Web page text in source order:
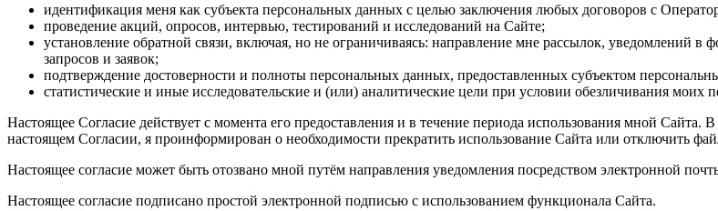
идентификация меня как субъекта персональных данных с целью заключения любых договоров с
проведение акций, опросов, интервью, тестирований и исследований на Сайте;
установление обратной связи, включая, но не ограничиваясь: направление мне рассылок, уведомлений
запросов и заявок;
подтверждение достоверности и полноты персональных данных, предоставленных субъектом
статистические и иные исследовательские и (или) аналитические цели при условии обезличивания моих
Настоящее Согласие действует с момента его предоставления и в течение периода использования мной
настоящем Согласии, я проинформирован о необходимости прекратить использование Сайта или отключить
Настоящее согласие может быть отозвано мной путём направления уведомления посредством электронной
Настоящее согласие подписано простой электронной подписью с использованием функционала Сайта.